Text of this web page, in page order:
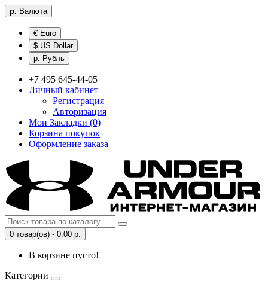
р. Валюта
€ Euro
$ US Dollar
р. Рубль
+7 495 645-44-05
Личный кабинет
Регистрация
Авторизация
Мои Закладки (0)
Корзина покупок
Оформление заказа
0 товар(ов) - 0.00 р.
В корзине пусто!
Категории